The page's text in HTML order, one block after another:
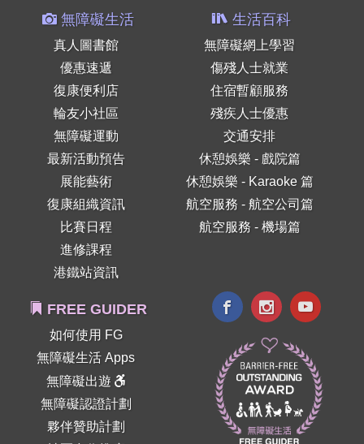
無障礙生活
真人圖書館
優惠速遞
復康便利店
輪友小社區
無障礙運動
最新活動預告
展能藝術
復康組織資訊
比賽日程
進修課程
港鐵站資訊
生活百科
無障礙網上學習
傷殘人士就業
住宿暫顧服務
殘疾人士優惠
交通安排
休憩娛樂 - 戲院篇
休憩娛樂 - Karaoke 篇
航空服務 - 航空公司篇
航空服務 - 機場篇
FREE GUIDER
如何使用 FG
無障礙生活 Apps
無障礙出遊
無障礙認證計劃
夥伴贊助計劃